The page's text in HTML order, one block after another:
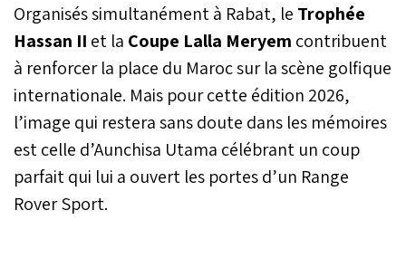
Organisés simultanément à Rabat, le Trophée
Hassan II et la Coupe Lalla Meryem contribuent
à renforcer la place du Maroc sur la scène golfique
internationale. Mais pour cette édition 2026,
l’image qui restera sans doute dans les mémoires
est celle d’Aunchisa Utama célébrant un coup
parfait qui lui a ouvert les portes d’un Range
Rover Sport.